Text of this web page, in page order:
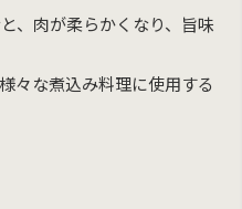
、肉が柔らかくなり、旨味
々な煮込み料理に使用する